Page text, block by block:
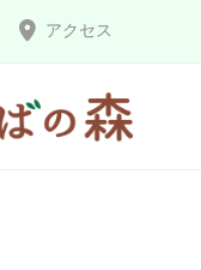
アクセス